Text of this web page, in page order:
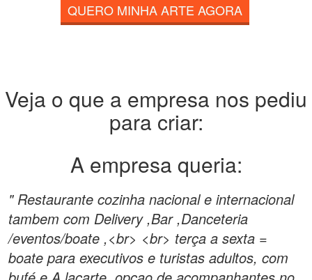
QUERO MINHA ARTE AGORA
Veja o que a empresa nos pediu
para criar:
A empresa queria:
" Restaurante cozinha nacional e internacional
tambem com Delivery ,Bar ,Danceteria
/eventos/boate ,<br> <br> terça a sexta =
boate para executivos e turistas adultos, com